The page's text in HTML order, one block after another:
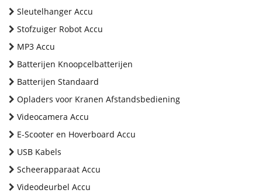
Sleutelhanger Accu
Stofzuiger Robot Accu
MP3 Accu
Batterijen Knoopcelbatterijen
Batterijen Standaard
Opladers voor Kranen Afstandsbediening
Videocamera Accu
E-Scooter en Hoverboard Accu
USB Kabels
Scheerapparaat Accu
Videodeurbel Accu